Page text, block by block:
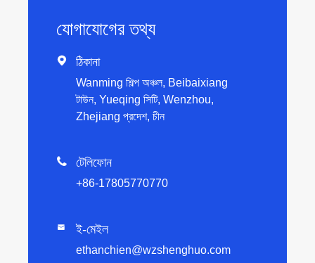
যোগাযোগের তথ্য
 ঠিকানা
Wanming শিল্প অঞ্চল, Beibaixiang
টাউন, Yueqing সিটি, Wenzhou,
Zhejiang প্রদেশ, চীন
 টেলিফোন
+86-17805770770
 ই-মেইল
ethanchien@wzshenghuo.com